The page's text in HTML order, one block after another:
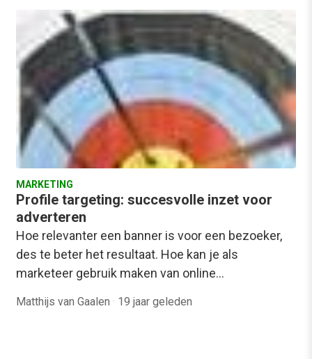
MARKETING
Profile targeting: succesvolle inzet voor
adverteren
Hoe relevanter een banner is voor een bezoeker,
des te beter het resultaat. Hoe kan je als
marketeer gebruik maken van online…
Matthijs van Gaalen · 19 jaar geleden